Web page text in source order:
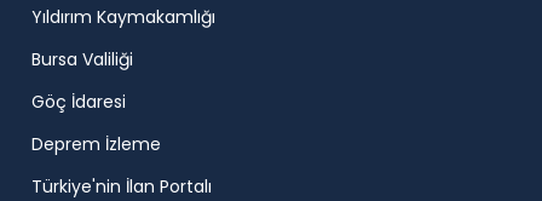
Yıldırım Kaymakamlığı
Bursa Valiliği
Göç İdaresi
Deprem İzleme
Türkiye'nin İlan Portalı